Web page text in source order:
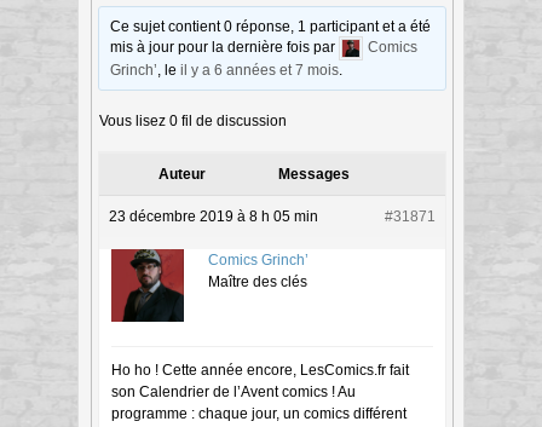
Ce sujet contient 0 réponse, 1 participant et a été
mis à jour pour la dernière fois par
Comics
Grinch’, leil y a 6 années et 7 mois.
Vous lisez 0 fil de discussion
Auteur Messages
23 décembre 2019 à 8 h 05 min #31871
Comics Grinch’
Maître des clés
Ho ho ! Cette année encore, LesComics.fr fait
son Calendrier de l’Avent comics ! Au
programme : chaque jour, un comics différent